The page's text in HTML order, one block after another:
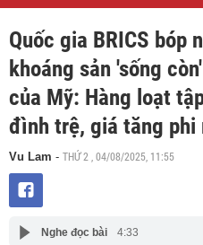
Quốc gia BRICS bóp
khoáng sản 'sống
của Mỹ: Hàng loạt
đình trệ, giá tăng phi
Vu Lam - THỨ 2 , 04/08/2025, 11:55
Nghe đọc bài 4:33